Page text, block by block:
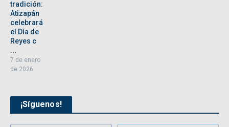
tradición:
Atizapán
celebrará
el Día de
Reyes c
...
7 de enero
de 2026
¡Síguenos!